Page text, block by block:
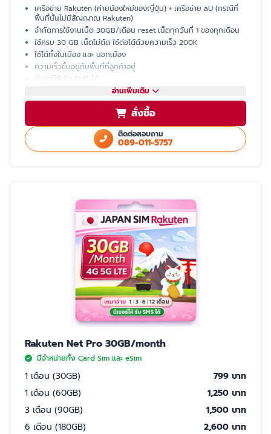
เครือข่าย Rakuten (ค่ายน้องใหม่ของญี่ปุ่น) + เครือช่าย aU (กรณีที่
พื้นที่นั้นไม่มีสัญญาณ Rakuten)
จำกัดการใช้งานเน็ต 30GB/เดือน reset เน็ตทุกวันที่ 1 ของทุกเดือน
ใช้ครบ 30 GB เน็ตไม่ตัด ใช้ต่อได้ด้วยความเร็ว 200K
ใช้ได้ทั้งในเมือง และ นอกเมือง
ความเร็วขึ้นอยู่กับพื้นที่ที่ลูกค้าอยู่
มีเบอร์ให้ รับ SMS ได้
โทรเข้า-ออก ไม่ได้ ต้องโทรผ่าน LINE
แชร์ hotspot ไม่ได้
บริการหลังการขายโดย ทีมงานคนไทย
อ่านเพิ่มเติม
สั่งซื้อ
ติดต่อสอบถาม
089-011-5757
Rakuten Net Pro 30GB/month
มีจำหน่ายทั้ง Card Sim และ eSim
1 เดือน (30GB)
799 บาท
1 เดือน (60GB)
1,250 บาท
3 เดือน (90GB)
1,500 บาท
6 เดือน (180GB)
2,600 บาท